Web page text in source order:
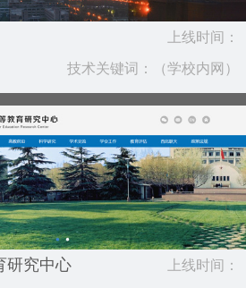
上线时间：
2018.01
技术关键词：（学校内网）
研究中心 上线时间：